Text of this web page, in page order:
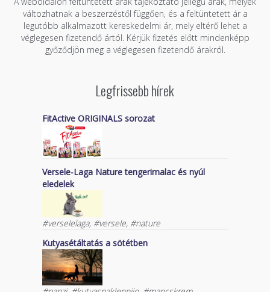
változhatnak a beszerzéstől függően, és a feltüntetett ár a
legutóbb alkalmazott kereskedelmi ár, mely eltérő lehet a
véglegesen fizetendő ártól. Kérjük fizetés előtt mindenképp
győződjön meg a véglegesen fizetendő árakról.
Legfrissebb hírek
FitActive ORIGINALS sorozat
Versele-Laga Nature tengerimalac és nyúl
eledelek
#verselelaga, #versele, #nature
Kutyasétáltatás a sötétben